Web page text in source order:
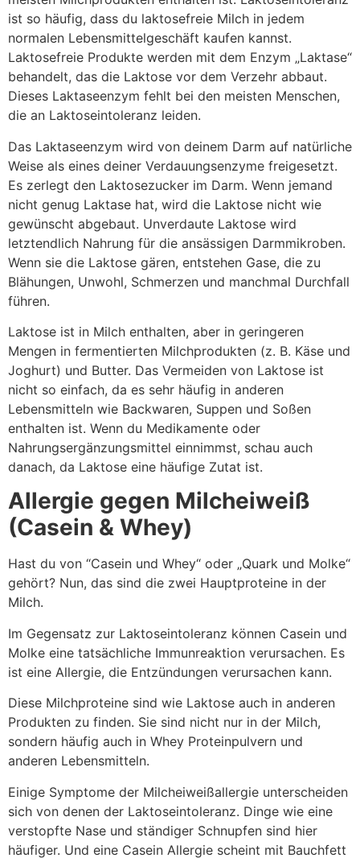
ist so häufig, dass du laktosefreie Milch in jedem
normalen Lebensmittelgeschäft kaufen kannst.
Laktosefreie Produkte werden mit dem Enzym „Laktase“
behandelt, das die Laktose vor dem Verzehr abbaut.
Dieses Laktaseenzym fehlt bei den meisten Menschen,
die an Laktoseintoleranz leiden.
Das Laktaseenzym wird von deinem Darm auf natürliche
Weise als eines deiner Verdauungsenzyme freigesetzt.
Es zerlegt den Laktosezucker im Darm. Wenn jemand
nicht genug Laktase hat, wird die Laktose nicht wie
gewünscht abgebaut. Unverdaute Laktose wird
letztendlich Nahrung für die ansässigen Darmmikroben.
Wenn sie die Laktose gären, entstehen Gase, die zu
Blähungen, Unwohl, Schmerzen und manchmal Durchfall
führen.
Laktose ist in Milch enthalten, aber in geringeren
Mengen in fermentierten Milchprodukten (z. B. Käse und
Joghurt) und Butter. Das Vermeiden von Laktose ist
nicht so einfach, da es sehr häufig in anderen
Lebensmitteln wie Backwaren, Suppen und Soßen
enthalten ist. Wenn du Medikamente oder
Nahrungsergänzungsmittel einnimmst, schau auch
danach, da Laktose eine häufige Zutat ist.
Allergie gegen Milcheiweiß
(Casein & Whey)
Hast du von “Casein und Whey“ oder „Quark und Molke“
gehört? Nun, das sind die zwei Hauptproteine ​​in der
Milch.
Im Gegensatz zur Laktoseintoleranz können Casein und
Molke eine tatsächliche Immunreaktion verursachen. Es
ist eine Allergie, die Entzündungen verursachen kann.
Diese Milchproteine ​​sind wie Laktose auch in anderen
Produkten zu finden. Sie sind nicht nur in der Milch,
sondern häufig auch in Whey Proteinpulvern und
anderen Lebensmitteln.
Einige Symptome der Milcheiweißallergie unterscheiden
sich von denen der Laktoseintoleranz. Dinge wie eine
verstopfte Nase und ständiger Schnupfen sind hier
häufiger. Und eine Casein Allergie scheint mit Bauchfett